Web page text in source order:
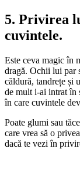
5. Privirea
cuvintele.
Este ceva magic în
dragă. Ochii lui par
căldură, tandrețe și
de mult i-ai intrat în
în care cuvintele
Poate glumi sau
care vrea să o
dacă te vezi în